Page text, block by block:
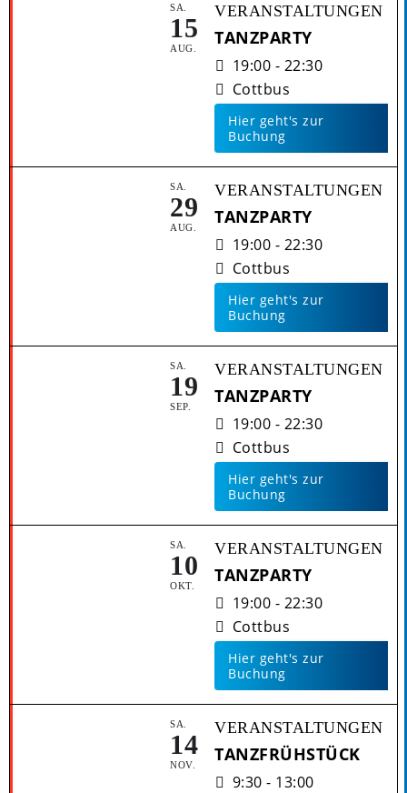
SA.
15
AUG.
VERANSTALTUNGEN
TANZPARTY
19:00 - 22:30
Cottbus
Hier geht's zur
Buchung
SA.
29
AUG.
VERANSTALTUNGEN
TANZPARTY
19:00 - 22:30
Cottbus
Hier geht's zur
Buchung
SA.
19
SEP.
VERANSTALTUNGEN
TANZPARTY
19:00 - 22:30
Cottbus
Hier geht's zur
Buchung
SA.
10
OKT.
VERANSTALTUNGEN
TANZPARTY
19:00 - 22:30
Cottbus
Hier geht's zur
Buchung
SA.
14
NOV.
VERANSTALTUNGEN
TANZFRÜHSTÜCK
9:30 - 13:00